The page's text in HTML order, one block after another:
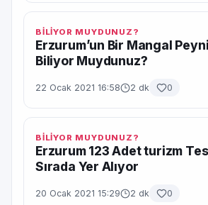
BİLİYOR MUYDUNUZ?
Erzurum’un Bir Mangal
Biliyor Muydunuz?
22 Ocak 2021 16:58 2 dk 0
BİLİYOR MUYDUNUZ?
Erzurum 123 Adet turizm
Sırada Yer Alıyor
20 Ocak 2021 15:29 2 dk 0